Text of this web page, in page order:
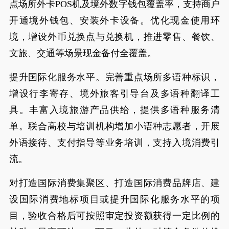
点场所外卡POS机及境外数字钱包覆盖率，支持商户
开通境外钱包、安装外卡设备。优化现金使用环
境，增设外币兑换点与兑换机，推进零售、餐饮、
文旅、交通等场景现金备付全覆盖。
提升国际化服务水平。完善重点场所多语种标识，
增设行李寄存、境外旅客引导台及多语种翻译工
具。丰富入境旅游产品供给，提供多语种服务清
单。联合高校与培训机构增加小语种志愿者，开展
外语接待、支付指导等业务培训，支持入境消费引
流。
对打造国际消费集聚区、打造国际消费品牌店、建
设国际消费地标项目或提升国际化服务水平的项
目，验收合格后可按照审定投资额获得一定比例的